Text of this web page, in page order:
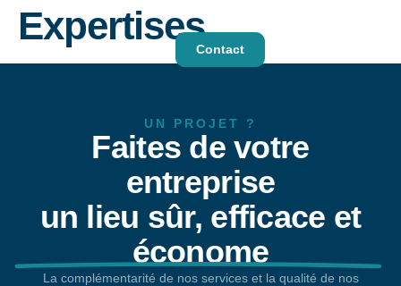
Contact
Expertises
UN PROJET ?
Faites de votre
entreprise
un lieu sûr, efficace et
économe
La complémentarité de nos services et la qualité de nos